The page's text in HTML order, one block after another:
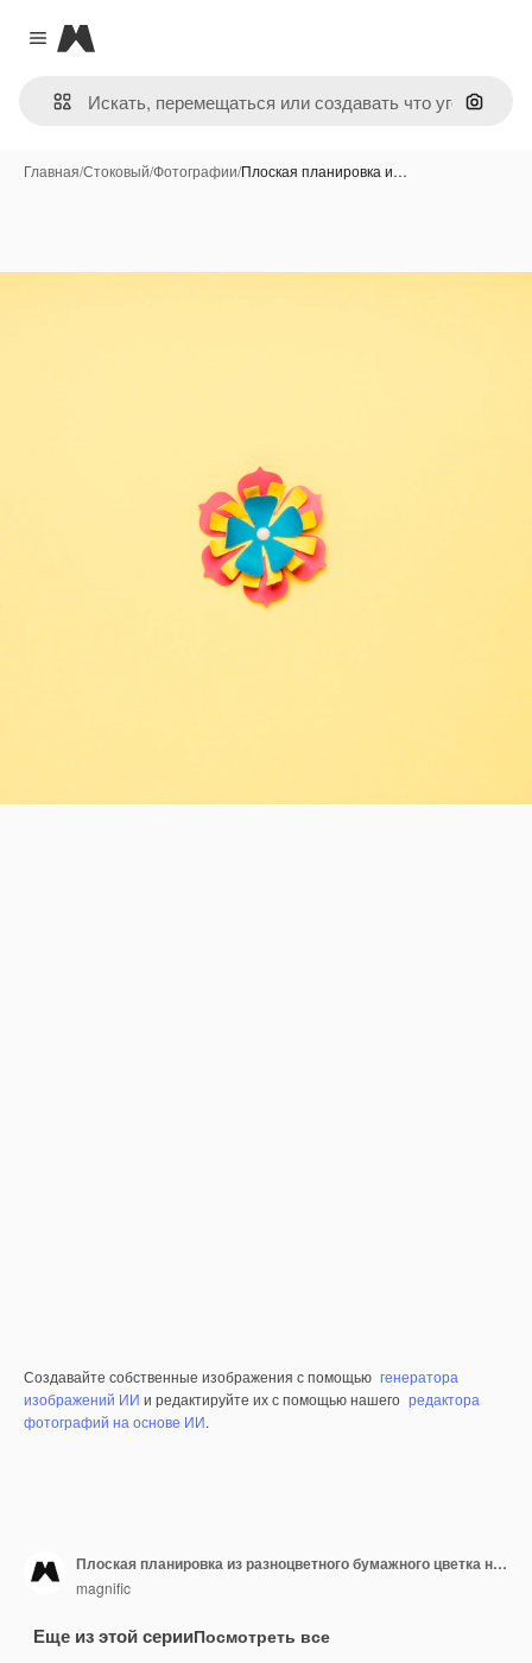
Close menu
Magnific
Поиск
Главная/Стоковый/Фотографии/Плоская планировка и…
Создавайте собственные изображения с помощью генератора
изображений ИИ и редактируйте их с помощью нашего редактора
фотографий на основе ИИ.
Плоская планировка из разноцветного бумажного цветка на весну
magnific
Еще из этой серииПосмотреть все